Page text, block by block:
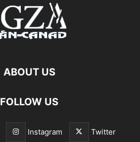
ABOUT US
FOLLOW US
Instagram Twitter